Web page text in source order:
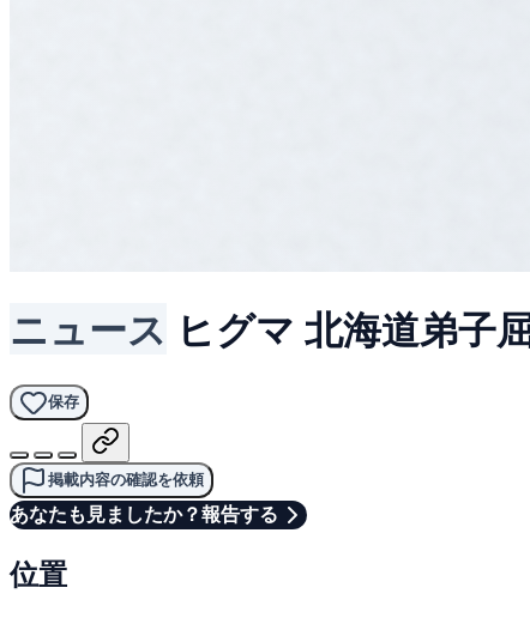
ニュース ヒグマ 北海道弟子
保存
掲載内容の確認を依頼
あなたも見ましたか？報告する
位置